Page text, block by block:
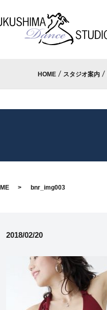
HOME スタジオ案内
bnr_img003
2018/02/20